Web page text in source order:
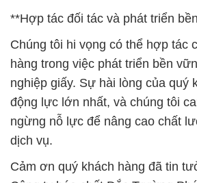
**Hợp tác đối tác và phát triển
Chúng tôi hi vọng có thể hợp tác
hàng trong việc phát triển bền
nghiệp giấy. Sự hài lòng của quý
động lực lớn nhất, và chúng tôi
ngừng nỗ lực để nâng cao chất
dịch vụ.
Cảm ơn quý khách hàng đã tin